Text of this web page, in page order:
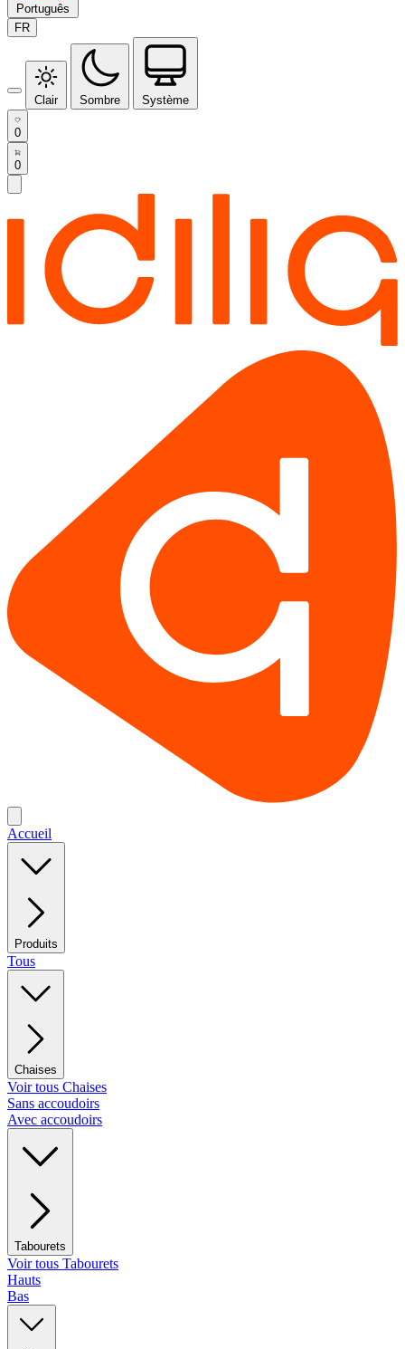
Português
FR
Clair Sombre Système
0
0
Accueil
Produits
Tous
Chaises
Voir tous Chaises
Sans accoudoirs
Avec accoudoirs
Tabourets
Voir tous Tabourets
Hauts
Bas